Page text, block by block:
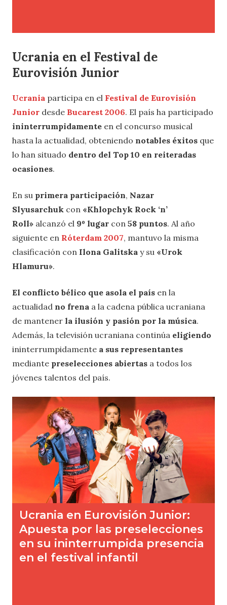
Ucrania en el Festival de
Eurovisión Junior
Ucrania participa en el Festival de Eurovisión
Junior desde Bucarest 2006. El país ha participado
ininterrumpidamente en el concurso musical
hasta la actualidad, obteniendo notables éxitos que
lo han situado dentro del Top 10 en reiteradas
ocasiones.
En su primera participación, Nazar
Slyusarchuk con «Khlopchyk Rock ‘n’
Roll» alcanzó el 9º lugar con 58 puntos. Al año
siguiente en Róterdam 2007, mantuvo la misma
clasificación con Ilona Galitska y su «Urok
Hlamuru».
El conflicto bélico que asola el país en la
actualidad no frena a la cadena pública ucraniana
de mantener la ilusión y pasión por la música.
Además, la televisión ucraniana continúa eligiendo
ininterrumpidamente a sus representantes
mediante preselecciones abiertas a todos los
jóvenes talentos del país.